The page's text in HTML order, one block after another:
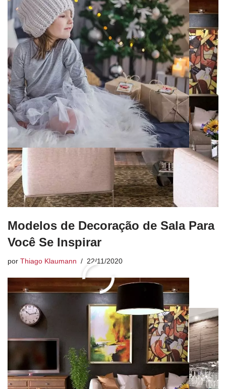
Modelos de Decoração de Sala Para
Você Se Inspirar
por Thiago Klaumann 22/11/2020